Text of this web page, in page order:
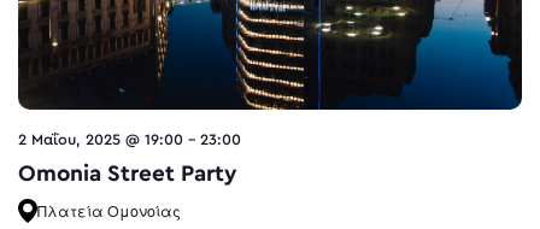
2 Μαΐου, 2025 @ 19:00 - 23:00
Omonia Street Party
Πλατεία Ομονοίας